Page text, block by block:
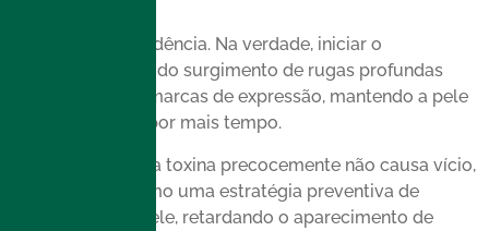
Não existe dependência. Na verdade, iniciar o
tratamento antes do surgimento de rugas profundas
ajuda a prevenir marcas de expressão, mantendo a pele
mais lisa e firme por mais tempo.
Portanto, aplicar a toxina precocemente não causa vício,
mas funciona como uma estratégia preventiva de
cuidado com a pele, retardando o aparecimento de